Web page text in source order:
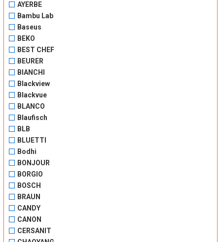
AYERBE
Bambu Lab
Baseus
BEKO
BEST CHEF
BEURER
BIANCHI
Blackview
Blackvue
BLANCO
Blaufisch
BLB
BLUETTI
Bodhi
BONJOUR
BORGIO
BOSCH
BRAUN
CANDY
CANON
CERSANIT